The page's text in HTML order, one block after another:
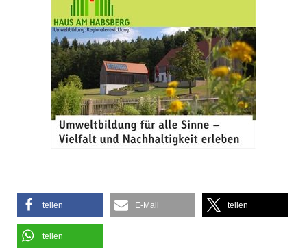
teilen E-Mail teilen
teilen